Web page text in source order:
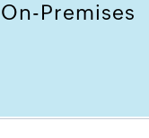
Premises